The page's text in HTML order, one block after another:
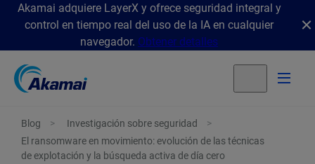
Akamai adquiere LayerX y ofrece seguridad integral y
control en tiempo real del uso de la IA en cualquier
navegador. Obtener detalles
Blog
Investigación sobre seguridad
El ransomware en movimiento: evolución de las técnicas
de explotación y la búsqueda activa de día cero